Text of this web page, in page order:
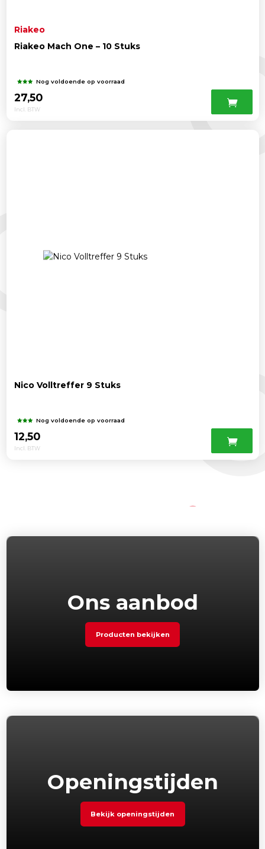
Riakeo
Riakeo Mach One – 10 Stuks
Nog voldoende op voorraad
27,50
Incl. BTW
Nico Volltreffer 9 Stuks
Nog voldoende op voorraad
12,50
Incl. BTW
Ons aanbod
Producten bekijken
Openingstijden
Bekijk openingstijden